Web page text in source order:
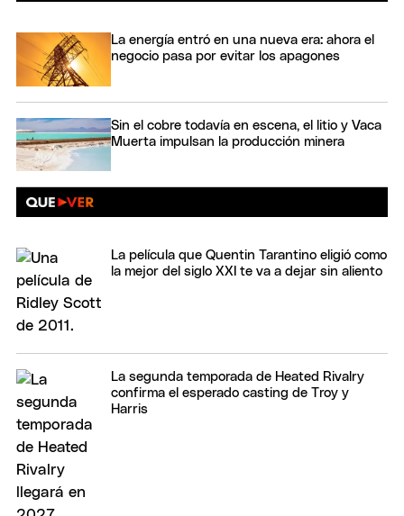
La energía entró en una nueva era: ahora el
negocio pasa por evitar los apagones
Sin el cobre todavía en escena, el litio y Vaca
Muerta impulsan la producción minera
La película que Quentin Tarantino eligió como
la mejor del siglo XXI te va a dejar sin aliento
La segunda temporada de Heated Rivalry
confirma el esperado casting de Troy y
Harris